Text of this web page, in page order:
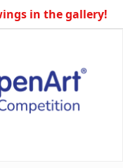
in the gallery!